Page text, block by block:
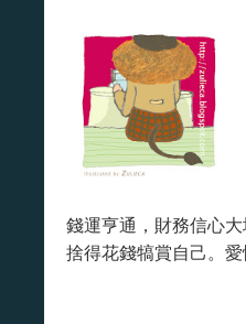
錢運亨通，財務信心
捨得花錢犒賞自己。愛